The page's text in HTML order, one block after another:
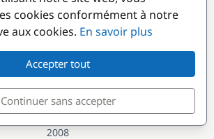
Croisières & Location de bateaux depuis
2008
cookies conformément à notre
aux cookies. En savoir plus
Accepter tout
Continuer sans accepter